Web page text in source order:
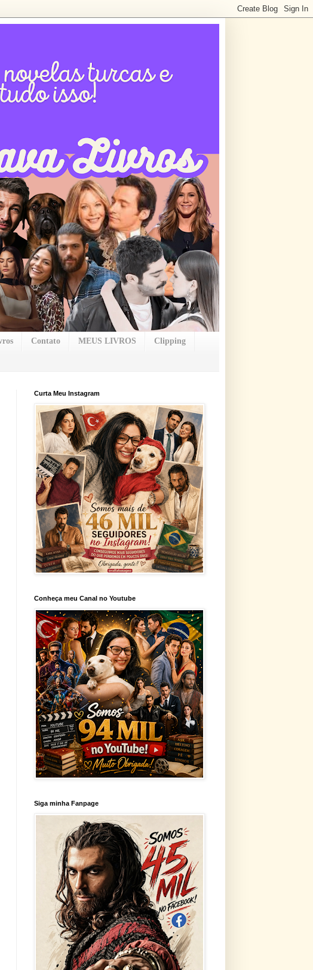
Contato MEUS LIVROS Clipping
Curta Meu Instagram
Conheça meu Canal no Youtube
Siga minha Fanpage